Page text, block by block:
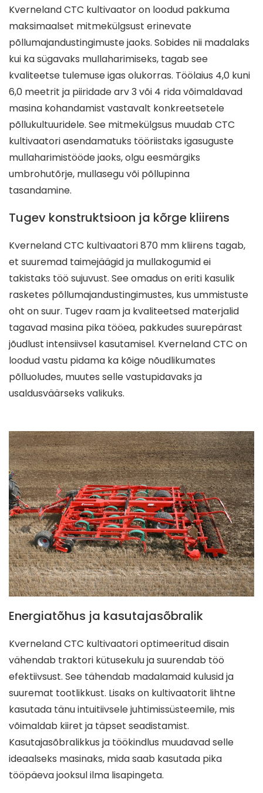
Kverneland CTC kultivaator on loodud pakkuma
maksimaalset mitmekülgsust erinevate
põllumajandustingimuste jaoks. Sobides nii madalaks
kui ka sügavaks mullaharimiseks, tagab see
kvaliteetse tulemuse igas olukorras. Töölaius 4,0 kuni
6,0 meetrit ja piiridade arv 3 või 4 rida võimaldavad
masina kohandamist vastavalt konkreetsetele
põllukultuuridele. See mitmekülgsus muudab CTC
kultivaatori asendamatuks tööriistaks igasuguste
mullaharimistööde jaoks, olgu eesmärgiks
umbrohutõrje, mullasegu või põllupinna
tasandamine.
Tugev konstruktsioon ja kõrge kliirens
Kverneland CTC kultivaatori 870 mm kliirens tagab,
et suuremad taimejäägid ja mullakogumid ei
takistaks töö sujuvust. See omadus on eriti kasulik
rasketes põllumajandustingimustes, kus ummistuste
oht on suur. Tugev raam ja kvaliteetsed materjalid
tagavad masina pika tööea, pakkudes suurepärast
jõudlust intensiivsel kasutamisel. Kverneland CTC on
loodud vastu pidama ka kõige nõudlikumates
põlluoludes, muutes selle vastupidavaks ja
usaldusväärseks valikuks.
Energiatõhus ja kasutajasõbralik
Kverneland CTC kultivaatori optimeeritud disain
vähendab traktori kütusekulu ja suurendab töö
efektiivsust. See tähendab madalamaid kulusid ja
suuremat tootlikkust. Lisaks on kultivaatorit lihtne
kasutada tänu intuitiivsele juhtimissüsteemile, mis
võimaldab kiiret ja täpset seadistamist.
Kasutajasõbralikkus ja töökindlus muudavad selle
ideaalseks masinaks, mida saab kasutada pika
tööpäeva jooksul ilma lisapingeta.